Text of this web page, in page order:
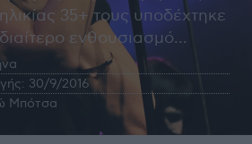
35+ τους υποδέχτηκε
ενθουσιασμό...
30/9/2016
Μπότσα